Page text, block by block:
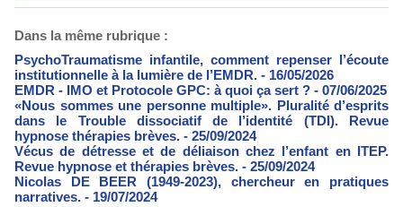
Dans la même rubrique :
PsychoTraumatisme infantile, comment repenser l’écoute
institutionnelle à la lumière de l’EMDR. - 16/05/2026
EMDR - IMO et Protocole GPC: à quoi ça sert ? - 07/06/2025
«Nous sommes une personne multiple». Pluralité d’esprits
dans le Trouble dissociatif de l’identité (TDI). Revue
hypnose thérapies brèves. - 25/09/2024
Vécus de détresse et de déliaison chez l’enfant en ITEP.
Revue hypnose et thérapies brèves. - 25/09/2024
Nicolas DE BEER (1949-2023), chercheur en pratiques
narratives. - 19/07/2024